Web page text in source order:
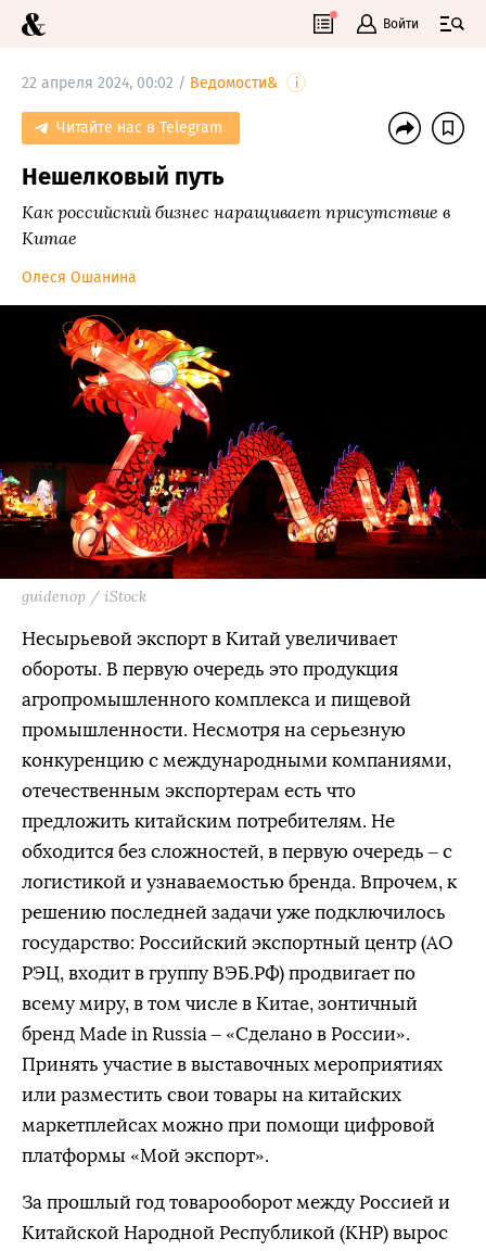
Войти
22 апреля 2024, 00:02 / Ведомости& i
Читайте нас в Telegram
Нешелковый путь
Как российский бизнес наращивает присутствие в
Китае
Олеся Ошанина
guidenop / iStock
Несырьевой экспорт в Китай увеличивает
обороты. В первую очередь это продукция
агропромышленного комплекса и пищевой
промышленности. Несмотря на серьезную
конкуренцию с международными компаниями,
отечественным экспортерам есть что
предложить китайским потребителям. Не
обходится без сложностей, в первую очередь – с
логистикой и узнаваемостью бренда. Впрочем, к
решению последней задачи уже подключилось
государство: Российский экспортный центр (АО
РЭЦ, входит в группу ВЭБ.РФ) продвигает по
всему миру, в том числе в Китае, зонтичный
бренд Made in Russia – «Сделано в России».
Принять участие в выставочных мероприятиях
или разместить свои товары на китайских
маркетплейсах можно при помощи цифровой
платформы «Мой экспорт».
За прошлый год товарооборот между Россией и
Китайской Народной Республикой (КНР) вырос